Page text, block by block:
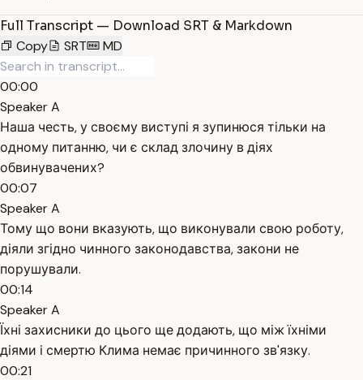
Full Transcript — Download SRT & Markdown
Copy
SRT MD
00:00
Speaker A
Наша честь, у своєму виступі я зупинюся тільки на
одному питанню, чи є склад злочину в діях
обвинувачених?
00:07
Speaker A
Тому що вони вказують, що виконували свою роботу,
діяли згідно чинного законодавства, закони не
порушували.
00:14
Speaker A
Їхні захисники до цього ще додають, що між їхніми
діями і смертю Клима немає причинного зв'язку.
00:21